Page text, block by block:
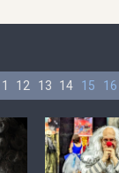
12 13 14 15 16